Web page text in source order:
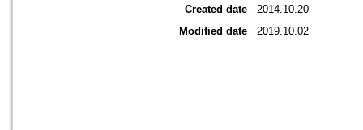
Created date
2014.10.20
Modified date
2019.10.02